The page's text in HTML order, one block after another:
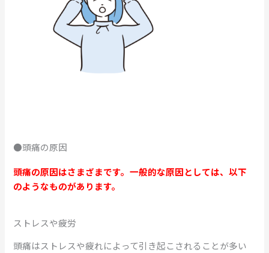
●頭痛の原因
頭痛の原因はさまざまです。一般的な原因としては、以下
のようなものがあります。
ストレスや疲労
頭痛はストレスや疲れによって引き起こされることが多い